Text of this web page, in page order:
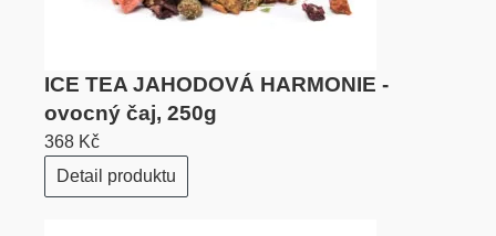
ICE TEA JAHODOVÁ HARMONIE -
ovocný čaj, 250g
368 Kč
Detail produktu